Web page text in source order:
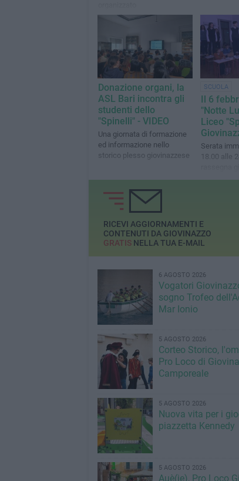
dall'associazione Eugema in
Donazione organi, la
ASL Bari incontra gli
studenti dello
"Spinelli" - VIDEO
Una giornata di formazione
ed informazione nello
storico plesso giovinazzese
SCUOLA
Il 6
"Notte
Liceo
Serata
18.00 alle
rassegna
seconda
RICEVI AGGIORNAMENTI E
CONTENUTI DA GIOVINAZZO
GRATISNELLA TUA E-MAIL
6 AGOSTO 2026
Vogatori
sogno Trofeo
Mar Ionio
5 AGOSTO 2026
Corteo Storico,
Pro Loco di
Camporeale
5 AGOSTO 2026
Nuova vita per i
piazzetta Kennedy
5 AGOSTO 2026
Auè(je), Pro Loco